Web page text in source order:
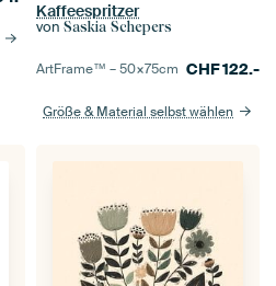
Kaffeespritzer
von Saskia Schepers
ArtFrame™ –50×75cm CHF122.-
Größe & Material selbst wählen